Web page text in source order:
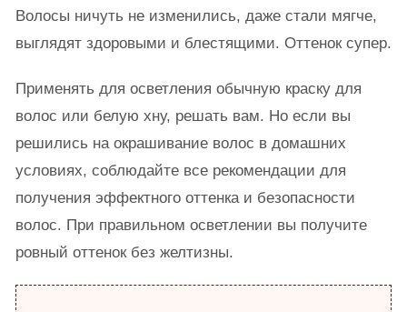
Волосы ничуть не изменились, даже стали мягче,
выглядят здоровыми и блестящими. Оттенок супер.
Применять для осветления обычную краску для
волос или белую хну, решать вам. Но если вы
решились на окрашивание волос в домашних
условиях, соблюдайте все рекомендации для
получения эффектного оттенка и безопасности
волос. При правильном осветлении вы получите
ровный оттенок без желтизны.